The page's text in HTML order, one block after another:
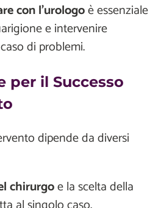
con l’urologoè essenziale
e intervenire
di problemi.
per il Successo
dipende da diversi
chirurgoe la scelta della